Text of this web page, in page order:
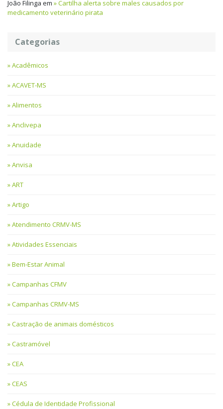
João Filinga em
Cartilha alerta sobre males causados por
medicamento veterinário pirata
Categorias
Acadêmicos
ACAVET-MS
Alimentos
Anclivepa
Anuidade
Anvisa
ART
Artigo
Atendimento CRMV-MS
Atividades Essenciais
Bem-Estar Animal
Campanhas CFMV
Campanhas CRMV-MS
Castração de animais domésticos
Castramóvel
CEA
CEAS
Cédula de Identidade Profissional